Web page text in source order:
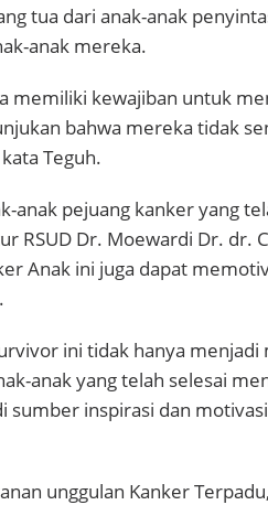
tua dari anak-anak
anak mereka.
memiliki kewajiban untuk
bahwa mereka tidak
Teguh.
anak pejuang kanker yang
RSUD Dr. Moewardi Dr. dr.
Anak ini juga dapat
ini tidak hanya
anak yang telah selesai
sumber inspirasi dan
unggulan Kanker